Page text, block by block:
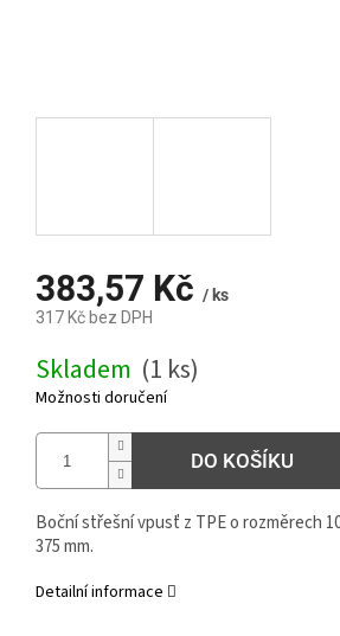
383,57 Kč / ks
317 Kč bez DPH
cena:
Skladem (1 ks)
Možnosti doručení
DO KOŠÍKU
Boční střešní vpusť z TPE o rozměrech
375 mm.
Detailní informace